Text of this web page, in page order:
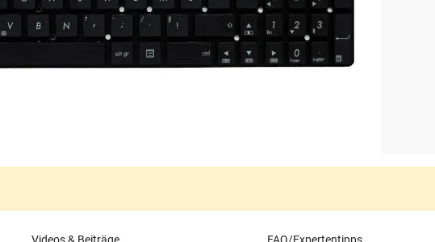
Videos & Beiträge FAQ/Expertentipps